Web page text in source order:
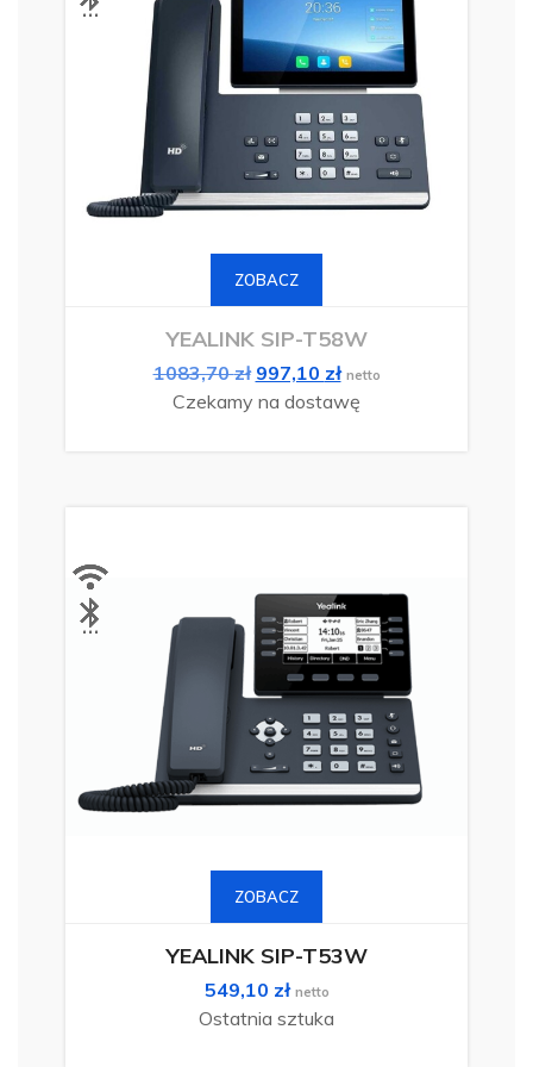
ZOBACZ
produkt
wariantów.
można
wybrać
stronie
produktu
YEALINK SIP-T58W
1083,70zł Pierwotna
cena
997,10 złAktualna
cena
netto
Czekamy na dostawę
ZOBACZ
produkt
wariantów.
można
wybrać
stronie
produktu
YEALINK SIP-T53W
549,10 zł netto
Ostatnia sztuka